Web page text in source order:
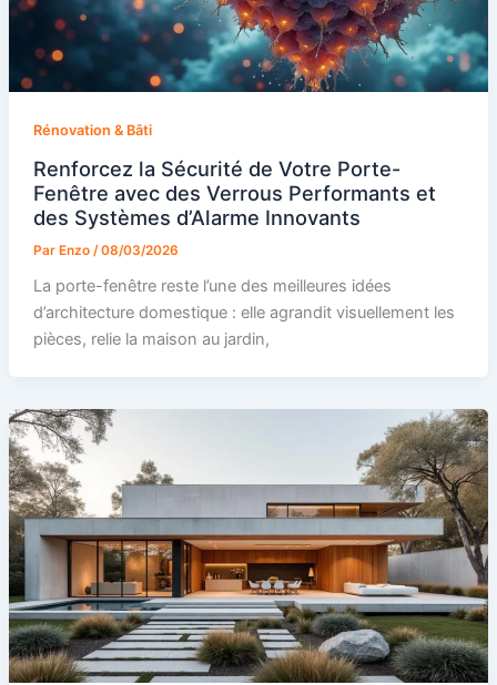
Rénovation & Bâti
Renforcez la Sécurité de Votre Porte-
Fenêtre avec des Verrous Performants et
des Systèmes d’Alarme Innovants
Par Enzo /08/03/2026
La porte-fenêtre reste l’une des meilleures idées
d’architecture domestique : elle agrandit visuellement les
pièces, relie la maison au jardin,